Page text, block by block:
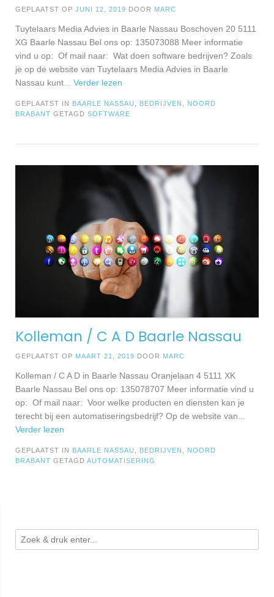
GEPLAATST OP JUNI 12, 2019 DOOR MARC
Tuytelaars Media Advies in Baarle Nassau Boschoven 20 5111
XG Baarle Nassau Bel ons op: 135073088 Meer informatie
vind u op: Of mail naar: Wat doen software bedrijven? Zoals
je op de website van Tuytelaars Media Advies in Baarle
Nassau kunt ... Verder lezen
GEPLAATST IN BAARLE NASSAU BEDRIJVEN
NOORD
BRABANT GETAGD SOFTWARE
Kolleman / C A D Baarle Nassau
GEPLAATST OP MAART 21, 2019 DOOR MARC
Kolleman / C A D in Baarle Nassau Oranjelaan 4 5111 XK
Baarle Nassau Bel ons op: 135078707 Meer informatie vind u
op: Of mail naar: Voor welke producten en diensten kan je
terecht bij een automatiseringsbedrijf? Op de website van
Verder lezen
GEPLAATST IN BAARLE NASSAU BEDRIJVEN
NOORD
BRABANT GETAGD AUTOMATISERING